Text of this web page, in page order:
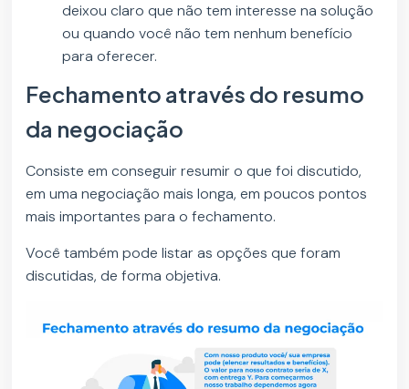
deixou claro que não tem interesse na solução
ou quando você não tem nenhum benefício
para oferecer.
Fechamento através do resumo
da negociação
Consiste em conseguir resumir o que foi discutido,
em uma negociação mais longa, em poucos pontos
mais importantes para o fechamento.
Você também pode listar as opções que foram
discutidas, de forma objetiva.